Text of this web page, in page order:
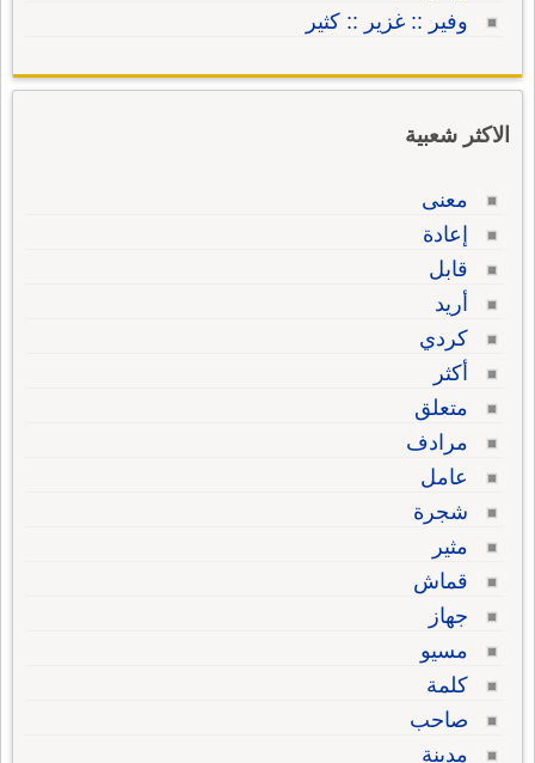
وفير :: غزير :: كثير
الاكثر شعبية
معنى
إعادة
قابل
أريد
كردي
أكثر
متعلق
مرادف
عامل
شجرة
مثير
قماش
جهاز
مسيو
كلمة
صاحب
مدينة